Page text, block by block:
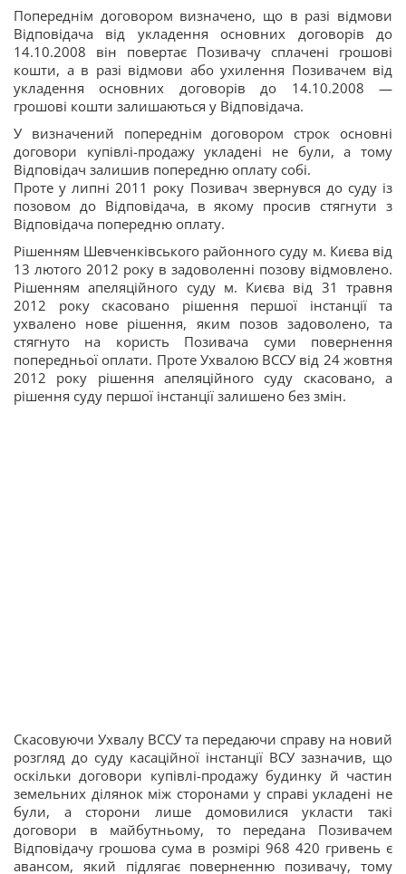
Попереднім договором визначено, що в разі відмови
Відповідача від укладення основних договорів до
14.10.2008 він повертає Позивачу сплачені грошові
кошти, а в разі відмови або ухилення Позивачем від
укладення основних договорів до 14.10.2008 —
грошові кошти залишаються у Відповідача.
У визначений попереднім договором строк основні
договори купівлі-продажу укладені не були, а тому
Відповідач залишив попередню оплату собі.
Проте у липні 2011 року Позивач звернувся до суду із
позовом до Відповідача, в якому просив стягнути з
Відповідача попередню оплату.
Рішенням Шевченківського районного суду м. Києва від
13 лютого 2012 року в задоволенні позову відмовлено.
Рішенням апеляційного суду м. Києва від 31 травня
2012 року скасовано рішення першої інстанції та
ухвалено нове рішення, яким позов задоволено, та
стягнуто на користь Позивача суми повернення
попередньої оплати. Проте Ухвалою ВССУ від 24 жовтня
2012 року рішення апеляційного суду скасовано, а
рішення суду першої інстанції залишено без змін.
Скасовуючи Ухвалу ВССУ та передаючи справу на новий
розгляд до суду касаційної інстанції ВСУ зазначив, що
оскільки договори купівлі-продажу будинку й частин
земельних ділянок між сторонами у справі укладені не
були, а сторони лише домовилися укласти такі
договори в майбутньому, то передана Позивачем
Відповідачу грошова сума в розмірі 968 420 гривень є
авансом, який підлягає поверненню позивачу, тому